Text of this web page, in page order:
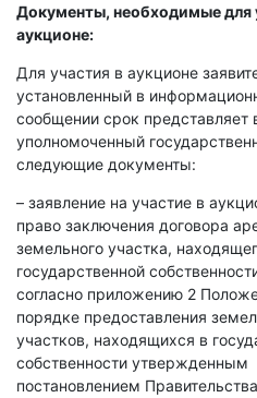
Документы, необходимые для
аукционе:
Для участия в аукционе
установленный в
сообщении срок представляет
уполномоченный
следующие документы:
– заявление на участие в
право заключения договора
земельного участка,
государственной
согласно приложению 2
порядке предоставления
участков, находящихся в
собственности утвержденным
постановлением Правительства